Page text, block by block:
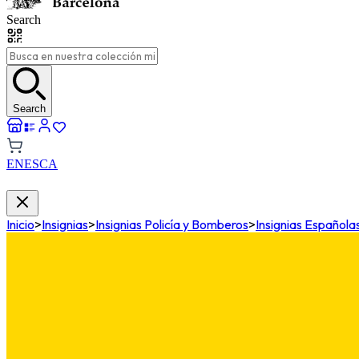
Search
Search
ENESCA
Inicio>Insignias>Insignias Policía y Bomberos>Insignias